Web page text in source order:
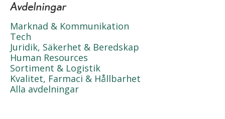
Avdelningar
Marknad & Kommunikation
Tech
Juridik, Säkerhet & Beredskap
Human Resources
Sortiment & Logistik
Kvalitet, Farmaci & Hållbarhet
Alla avdelningar